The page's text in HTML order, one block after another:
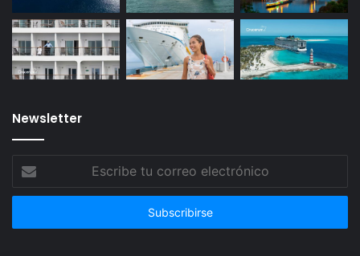
Newsletter
correo